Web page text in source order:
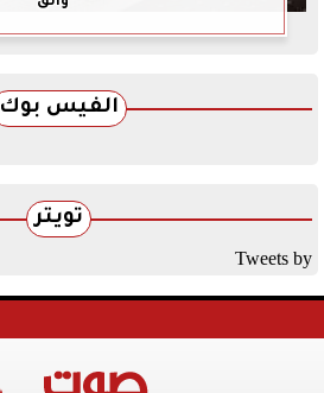
الفيس بوك
تويتر
Tweets by